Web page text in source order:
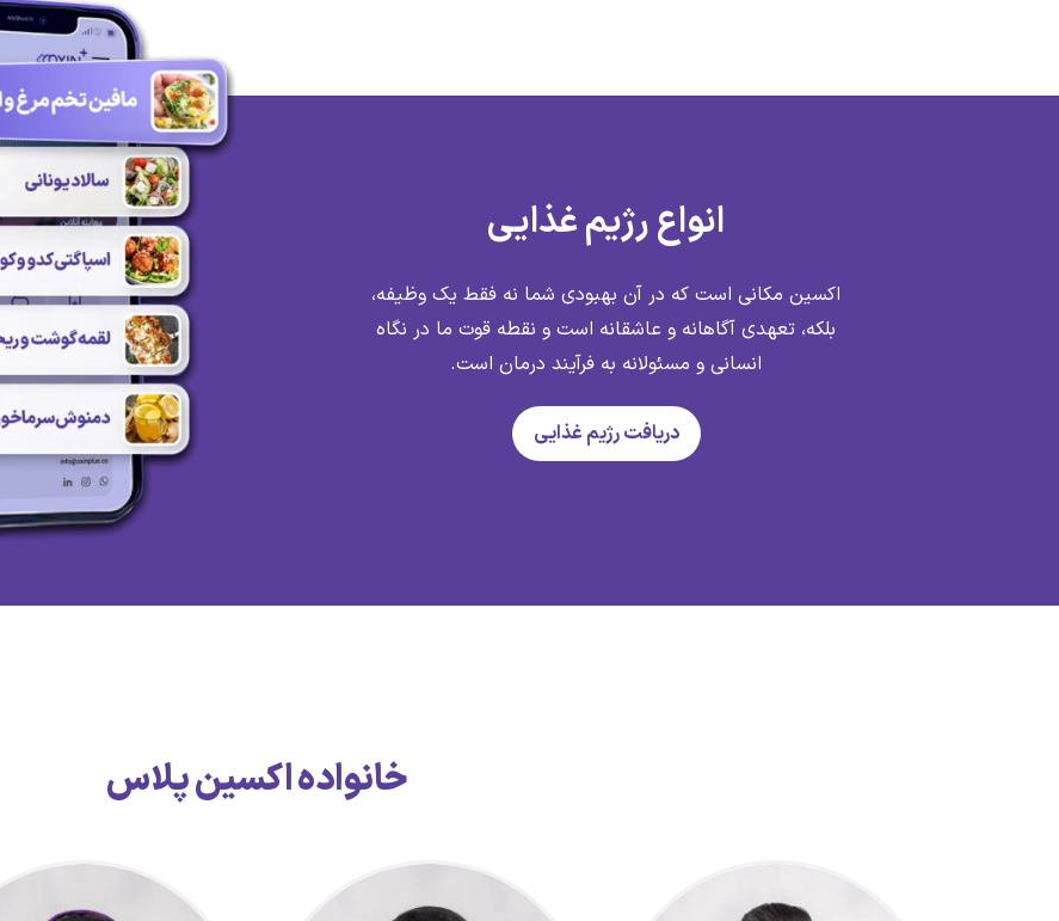
انواع رژیم غذایی
اکسین مکانی است که در آن بهبودی شما نه فقط یک وظیفه،
بلکه، تعهدی آگاهانه و عاشقانه است و نقطه قوت ما در نگاه
انسانی و مسئولانه به فرآیند درمان است.
دریافت رژیم غذایی
خانواده اکسین پلاس